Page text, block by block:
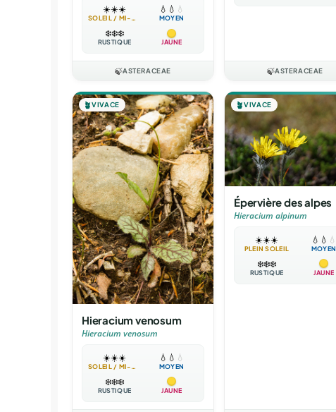
☀️☀️☀️
SOLEIL / MI-OMBRE
💧 💧 💧
MOYEN
❄️❄️❄️
RUSTIQUE JAUNE
🍃ASTERACEAE 🍃ASTERACEAE
🪴VIVACE
Hieracium venosum
Hieracium venosum
☀️☀️☀️
SOLEIL / MI-OMBRE
💧 💧 💧
MOYEN
❄️❄️❄️
RUSTIQUE JAUNE
🪴VIVACE
Épervière des alpes
Hieracium alpinum
☀️☀️☀️
PLEIN SOLEIL
💧 💧 💧
MOYEN
❄️❄️❄️
RUSTIQUE JAUNE